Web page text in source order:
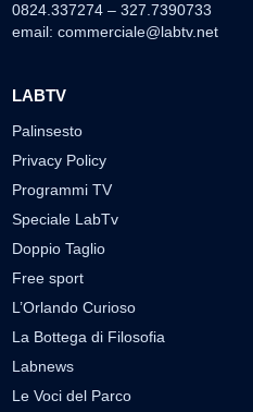
0824.337274 – 327.7390733
email: commerciale@labtv.net
LABTV
Palinsesto
Privacy Policy
Programmi TV
Speciale LabTv
Doppio Taglio
Free sport
L’Orlando Curioso
La Bottega di Filosofia
Labnews
Le Voci del Parco